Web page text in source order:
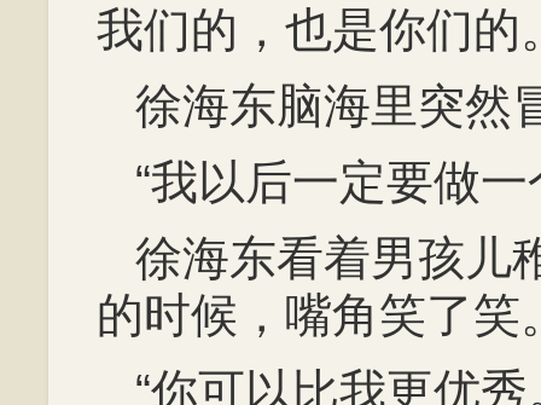
我们的，也是你们的
徐海东脑海里突然
“我以后一定要做
徐海东看着男孩儿
的时候，嘴角笑了笑
“你可以比我更优